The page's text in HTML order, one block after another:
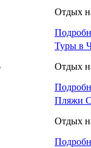
Отдых
Туры в
Отдых
Пляжи
Отдых